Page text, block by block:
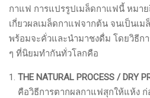
กาแฟ การแปรรูปเมล็ดกาแฟนี้ หมาย
เกี่ยวผลเมล็ดกาแฟจากต้น จนเป็นเม
พร้อมจะคั่วและนำมาชงดื่ม โดยวิธีก
ๆ ที่นิยมทำกันทั่วโลกคือ
THE NATURAL PROCESS / DRY
คือวิธีการตากผลกาแฟสุกให้แห้ง